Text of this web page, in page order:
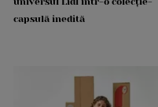
capsulă inedită